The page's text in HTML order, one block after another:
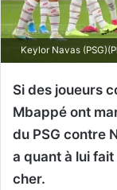
Keylor Navas
Si des joueurs
Mbappé ont
du PSG contre
a quant à lui
cher.